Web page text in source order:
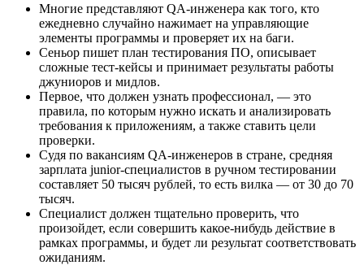
Многие представляют QA-инженера как того, кто
ежедневно случайно нажимает на управляющие
элементы программы и проверяет их на баги.
Сеньор пишет план тестирования ПО, описывает
сложные тест-кейсы и принимает результаты работы
джуниоров и мидлов.
Первое, что должен узнать профессионал, — это
правила, по которым нужно искать и анализировать
требования к приложениям, а также ставить цели
проверки.
Судя по вакансиям QA-инженеров в стране, средняя
зарплата junior-специалистов в ручном тестировании
составляет 50 тысяч рублей, то есть вилка — от 30 до 70
тысяч.
Специалист должен тщательно проверить, что
произойдет, если совершить какое-нибудь действие в
рамках программы, и будет ли результат соответствовать
ожиданиям.